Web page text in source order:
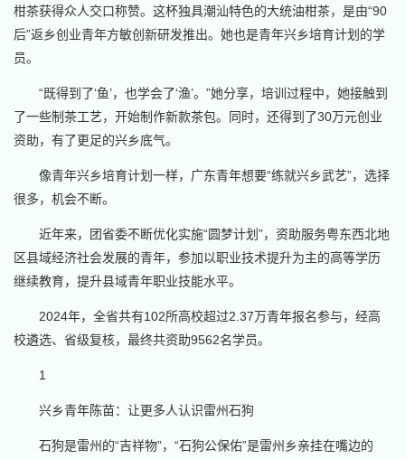
柑茶获得众人交口称赞。这杯独具潮汕特色的大统油柑茶，是由“90
后”返乡创业青年方敏创新研发推出。她也是青年兴乡培育计划的学
员。
“既得到了‘鱼’，也学会了‘渔’。”她分享，培训过程中，她接触到
了一些制茶工艺，开始制作新款茶包。同时，还得到了30万元创业
资助，有了更足的兴乡底气。
像青年兴乡培育计划一样，广东青年想要“练就兴乡武艺”，选择
很多，机会不断。
近年来，团省委不断优化实施“圆梦计划”，资助服务粤东西北地
区县域经济社会发展的青年，参加以职业技术提升为主的高等学历
继续教育，提升县域青年职业技能水平。
2024年，全省共有102所高校超过2.37万青年报名参与，经高
校遴选、省级复核，最终共资助9562名学员。
1
兴乡青年陈苗：让更多人认识雷州石狗
石狗是雷州的“吉祥物”，“石狗公保佑”是雷州乡亲挂在嘴边的